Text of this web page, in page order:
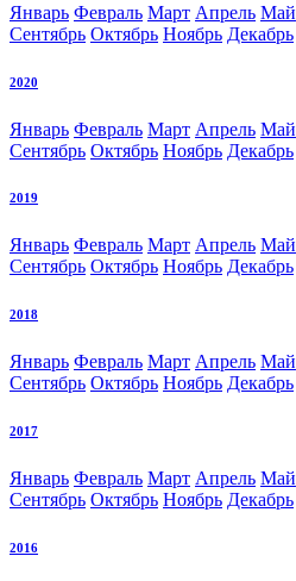
Январь Февраль Март Апрель Май
Сентябрь Октябрь Ноябрь Декабрь
2020
Январь Февраль Март Апрель Май
Сентябрь Октябрь Ноябрь Декабрь
2019
Январь Февраль Март Апрель Май
Сентябрь Октябрь Ноябрь Декабрь
2018
Январь Февраль Март Апрель Май
Сентябрь Октябрь Ноябрь Декабрь
2017
Январь Февраль Март Апрель Май
Сентябрь Октябрь Ноябрь Декабрь
2016